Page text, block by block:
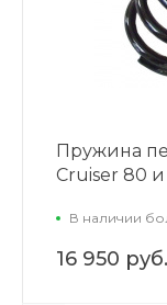
Пружина
Cruiser 80
В наличии
16 950 руб.